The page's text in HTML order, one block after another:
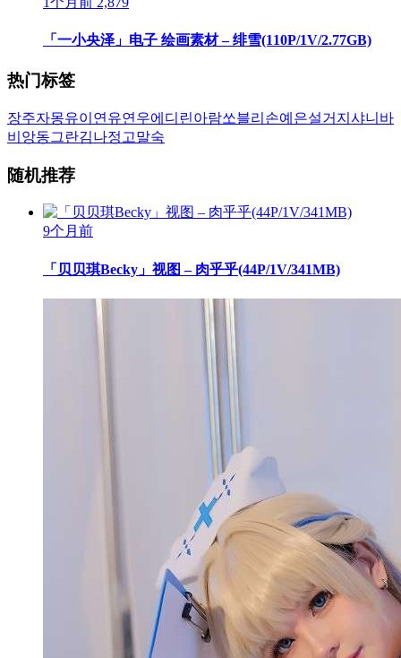
「一小央泽」电子 绘画素材 – 绯雪(110P/1V/2.77GB)
热门标签
장주자몽유이 연유연우에디린아람쏘블리 손예은설거지 샤니 바
비앙동그란김나정 고말숙
随机推荐
9个月前
「贝贝琪Becky」视图 – 肉乎乎(44P/1V/341MB)